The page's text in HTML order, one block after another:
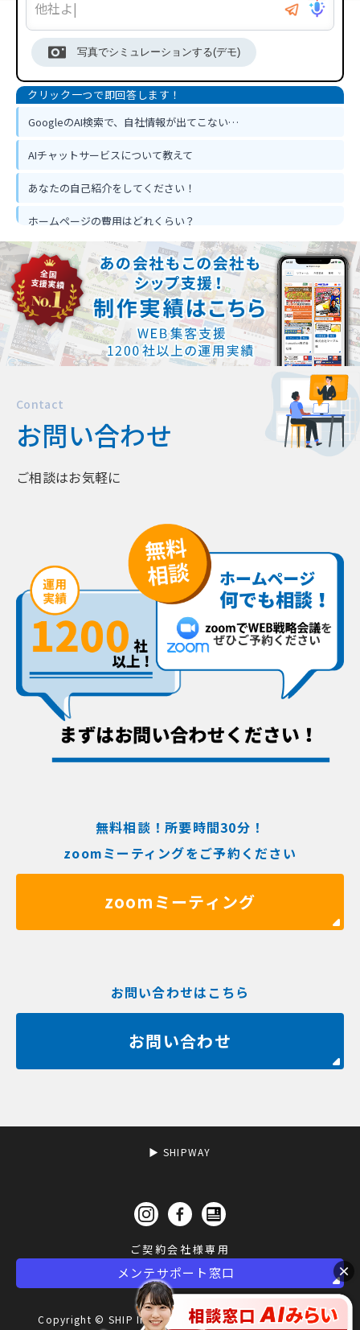
×
写真でシミュレーションする(デモ)
GoogleのAI検索で、自社情報が出てこない…
AIチャットサービスについて教えて
あなたの自己紹介をしてください！
ホームページの費用はどれくらい？
ホームページ作って反響は出るの？
忙しくてもホームページ作成は可能？
Contact
お問い合わせ
ご相談はお気軽に
無料相談！所要時間30分！
zoomミーティングをご予約ください
zoomミーティング
お問い合わせはこちら
お問い合わせ
▶︎ SHIPWAY
メンテサポート窓口
Copyright © SHIP Inc 2000-2020 All Rights Reserved.